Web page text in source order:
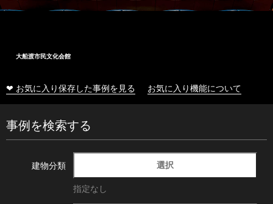
大船渡市民文化会館
❤ お気に入り保存した事例を見る お気に入り機能について
事例を検索する
建物分類 選択
指定なし